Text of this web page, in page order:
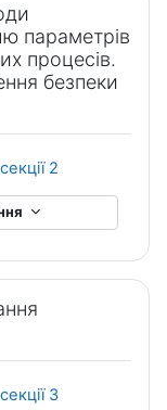
параметрів
процесів.
безпеки
2
3